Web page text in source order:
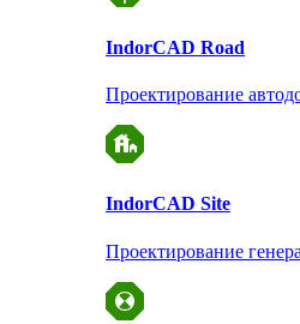
IndorCAD Road
Проектирование
IndorCAD Site
Проектирование